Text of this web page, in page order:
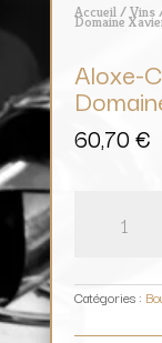
Accueil/Vins
Domaine
Aloxe-
60,70€
Durand
Catégories :